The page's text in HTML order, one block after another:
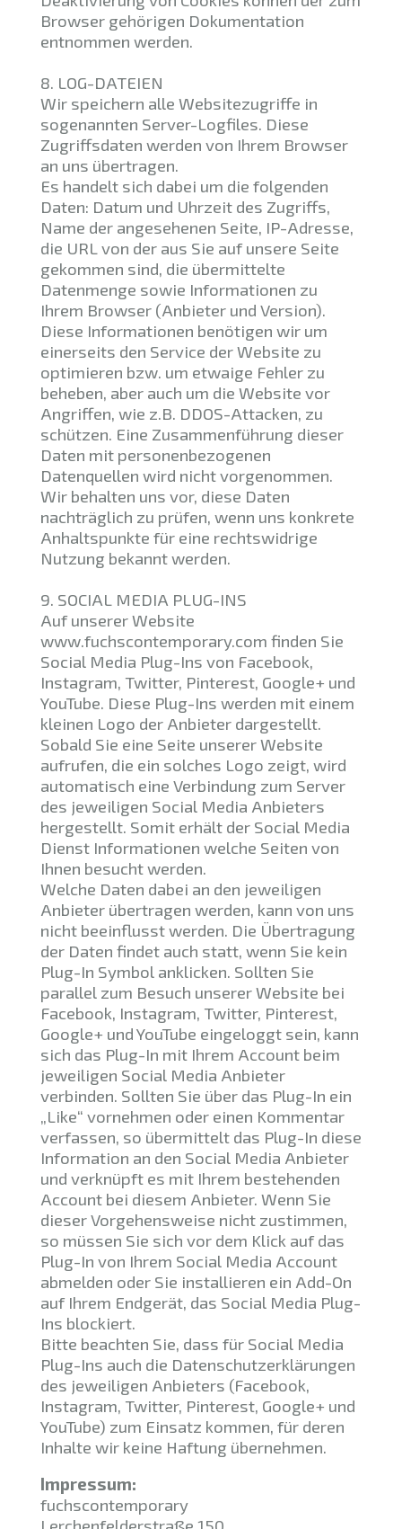
Browser gehörigen Dokumentation
entnommen werden.
8. LOG-DATEIEN
Wir speichern alle Websitezugriffe in
sogenannten Server-Logfiles. Diese
Zugriffsdaten werden von Ihrem Browser
an uns übertragen.
Es handelt sich dabei um die folgenden
Daten: Datum und Uhrzeit des Zugriffs,
Name der angesehenen Seite, IP-Adresse,
die URL von der aus Sie auf unsere Seite
gekommen sind, die übermittelte
Datenmenge sowie Informationen zu
Ihrem Browser (Anbieter und Version).
Diese Informationen benötigen wir um
einerseits den Service der Website zu
optimieren bzw. um etwaige Fehler zu
beheben, aber auch um die Website vor
Angriffen, wie z.B. DDOS-Attacken, zu
schützen. Eine Zusammenführung dieser
Daten mit personenbezogenen
Datenquellen wird nicht vorgenommen.
Wir behalten uns vor, diese Daten
nachträglich zu prüfen, wenn uns konkrete
Anhaltspunkte für eine rechtswidrige
Nutzung bekannt werden.
9. SOCIAL MEDIA PLUG-INS
Auf unserer Website
www.fuchscontemporary.com finden Sie
Social Media Plug-Ins von Facebook,
Instagram, Twitter, Pinterest, Google+ und
YouTube. Diese Plug-Ins werden mit einem
kleinen Logo der Anbieter dargestellt.
Sobald Sie eine Seite unserer Website
aufrufen, die ein solches Logo zeigt, wird
automatisch eine Verbindung zum Server
des jeweiligen Social Media Anbieters
hergestellt. Somit erhält der Social Media
Dienst Informationen welche Seiten von
Ihnen besucht werden.
Welche Daten dabei an den jeweiligen
Anbieter übertragen werden, kann von uns
nicht beeinflusst werden. Die Übertragung
der Daten findet auch statt, wenn Sie kein
Plug-In Symbol anklicken. Sollten Sie
parallel zum Besuch unserer Website bei
Facebook, Instagram, Twitter, Pinterest,
Google+ und YouTube eingeloggt sein, kann
sich das Plug-In mit Ihrem Account beim
jeweiligen Social Media Anbieter
verbinden. Sollten Sie über das Plug-In ein
„Like“ vornehmen oder einen Kommentar
verfassen, so übermittelt das Plug-In diese
Information an den Social Media Anbieter
und verknüpft es mit Ihrem bestehenden
Account bei diesem Anbieter. Wenn Sie
dieser Vorgehensweise nicht zustimmen,
so müssen Sie sich vor dem Klick auf das
Plug-In von Ihrem Social Media Account
abmelden oder Sie installieren ein Add-On
auf Ihrem Endgerät, das Social Media Plug-
Ins blockiert.
Bitte beachten Sie, dass für Social Media
Plug-Ins auch die Datenschutzerklärungen
des jeweiligen Anbieters (Facebook,
Instagram, Twitter, Pinterest, Google+ und
YouTube) zum Einsatz kommen, für deren
Inhalte wir keine Haftung übernehmen.
Impressum:
fuchscontemporary